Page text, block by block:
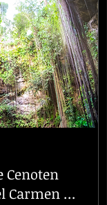
Cenoten
Carmen -